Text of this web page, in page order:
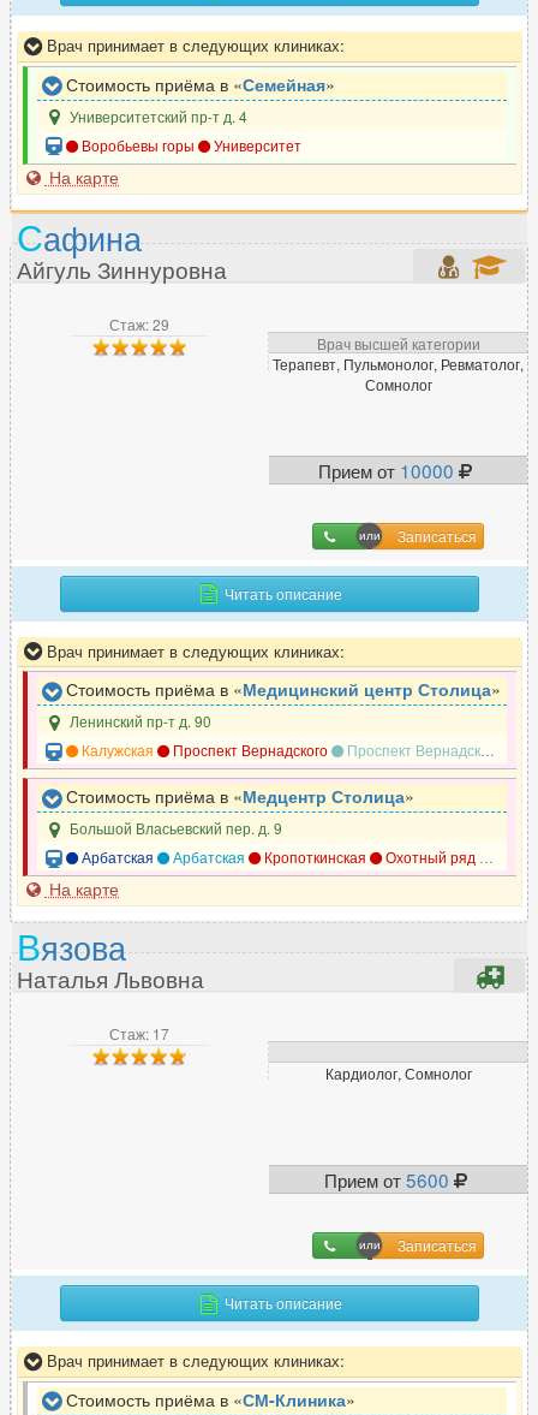
Эпилептолог
Врач принимает в следующих клиниках:
Стоимость приёма в «Семейная»
Университетский пр-т д. 4
Воробьевы горы
Университет
На карте
Стаж: 29
Врач высшей категории
Терапевт, Пульмонолог, Ревматолог,
Сомнолог
Прием от 10000
Записаться
Сафина
Айгуль Зиннуровна
Читать описание
Врач принимает в следующих клиниках:
Стоимость приёма в «Медицинский центр Столица»
Ленинский пр-т д. 90
Калужская
Проспект Вернадского Проспект Вернадского
Стоимость приёма в «Медцентр Столица»
Большой Власьевский пер. д. 9
Арбатская
Арбатская Кропоткинская Охотный ряд
На карте
Стаж: 17
Кардиолог, Сомнолог
Прием от5600
Записаться
Вязова
Наталья Львовна
Читать описание
Врач принимает в следующих клиниках:
Стоимость приёма в «СМ-Клиника»